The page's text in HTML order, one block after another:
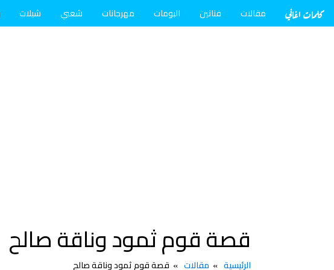
كلمات اغاني مقالات فنانين البومات مهرجانات شعبي شيلات
قصة قوم ثمود وناقة صالح
الرئيسية مقالات قصة قوم ثمود وناقة صالح